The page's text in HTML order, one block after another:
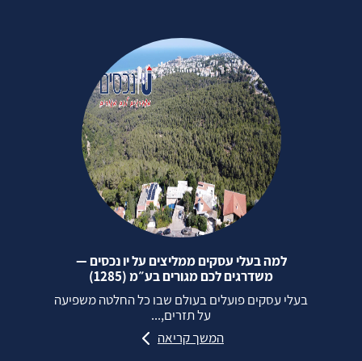
למה בעלי עסקים ממליצים על יו נכסים —
משדרגים לכם מגורים בע״מ (1285)
בעלי עסקים פועלים בעולם שבו כל החלטה משפיעה
על תזרים,...
המשך קריאה